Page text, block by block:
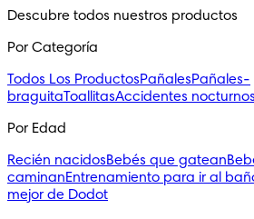
Descubre todos nuestros productos
Por Categoría
Todos Los ProductosPañalesPañales-
braguitaToallitasAccidentes nocturnos
Por Edad
Recién nacidosBebés que gatean
caminanEntrenamiento para ir al
mejor de Dodot